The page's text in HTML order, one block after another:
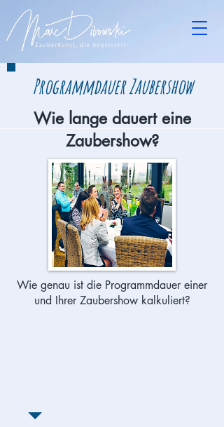
Programmdauer Zaubershow
Wie lange dauert eine
Zaubershow?
Wie genau ist die Programmdauer einer
und Ihrer Zaubershow kalkuliert?